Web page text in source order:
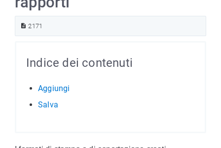
2171
Indice dei contenuti
Aggiungi
Salva